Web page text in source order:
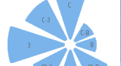
С
С-В
В
З
С-З